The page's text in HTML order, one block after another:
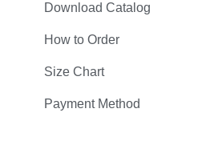
Download Catalog
How to Order
Size Chart
Payment Method